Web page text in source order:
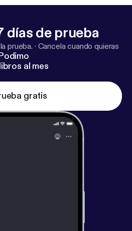
días de prueba
prueba. · Cancela cuando quieras
al mes
gratis